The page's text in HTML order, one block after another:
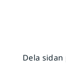
Dela sidan